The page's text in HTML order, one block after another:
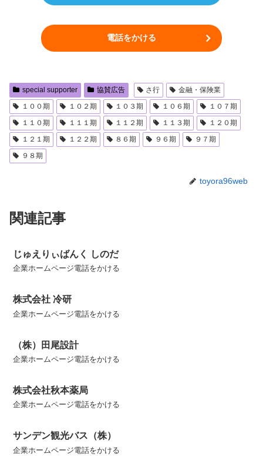
電話をかける
special supporter 協賛広告 さ行
金融・保険業
１００期
１０２期 １０３期 １０６期
１０７期
１１０期
１１１期 １１２期 １１３期
１２０期
１２１期
１２２期 ８６期 ９６期
９７期
９８期
toyora96web
関連記事
じゅえりぃばんく しのだ
企業ホームページ電話をかける
株式会社 冷研
企業ホームページ電話をかける
（株）田尾設計
企業ホームページ電話をかける
株式会社秋本薬局
企業ホームページ電話をかける
サンデン観光バス（株）
企業ホームページ電話をかける